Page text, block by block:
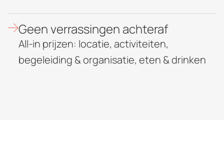
Geen verrassingen achteraf
All-in prijzen: locatie, activiteiten,
begeleiding & organisatie, eten & drinken